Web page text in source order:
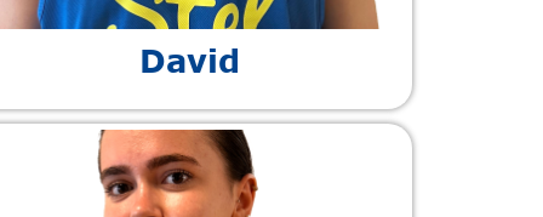
David